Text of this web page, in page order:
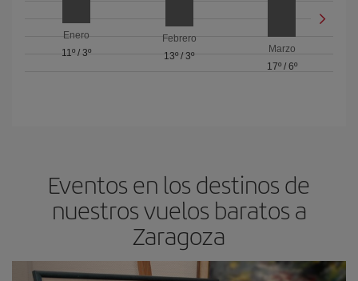
Enero
11º/ 3º
Febrero
13º/ 3º
Marzo
17º/ 6º
Eventos en los destinos de
nuestros vuelos baratos a
Zaragoza